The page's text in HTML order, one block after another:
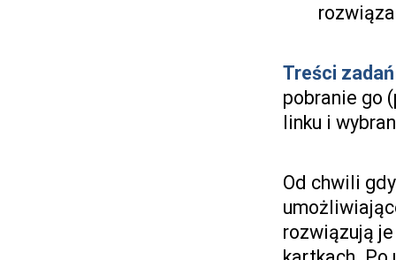
Treści
pobranie go
linku i
Od chwili
rozwiązują